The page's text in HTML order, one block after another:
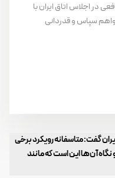
در اجلاس اتاق ایران با
سپاس و قدردانی
گفت: متاسفانه رویکرد برخی
نگاه آن‌ها این است که مانند